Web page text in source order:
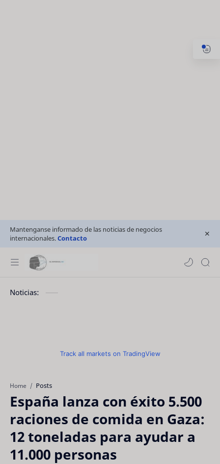
Mantenganse informado de las noticias de negocios
internacionales.Contacto
Noticias:
Track all markets on TradingView
Home Posts
España lanza con éxito 5.500
raciones de comida en Gaza:
12 toneladas para ayudar a
11.000 personas